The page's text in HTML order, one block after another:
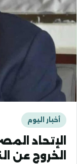
أخبار اليوم
الإتحاد
الخروج عن